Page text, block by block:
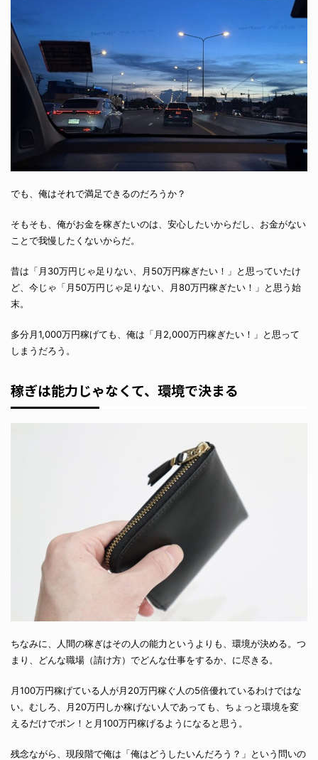
でも、俺はそれで満足できるのだろうか？
そもそも、俺がお金を稼ぎたいのは、安心したいからだし、お金がない
ことで我慢したくないからだ。
昔は「月30万円じゃ足りない、月50万円稼ぎたい！」と思っていたけ
ど、今じゃ「月50万円じゃ足りない、月80万円稼ぎたい！」と思う始
末。
多分月1,000万円稼げても、俺は「月2,000万円稼ぎたい！」と思って
しまうだろう。
稼ぎは能力じゃなくて、環境で決まる
ちなみに、人間の稼ぎはその人の能力というよりも、環境が決める。つ
まり、どんな職場（請け方）でどんな仕事をするか、に尽きる。
月100万円稼げている人が月20万円稼ぐ人の5倍優れているわけではな
い。むしろ、月20万円しか稼げない人であっても、ちょっと環境を変
えるだけでポン！と月100万円稼げるようになると思う。
残念ながら、現段階で俺は「俺はどうしたいんだろう？」という問いの